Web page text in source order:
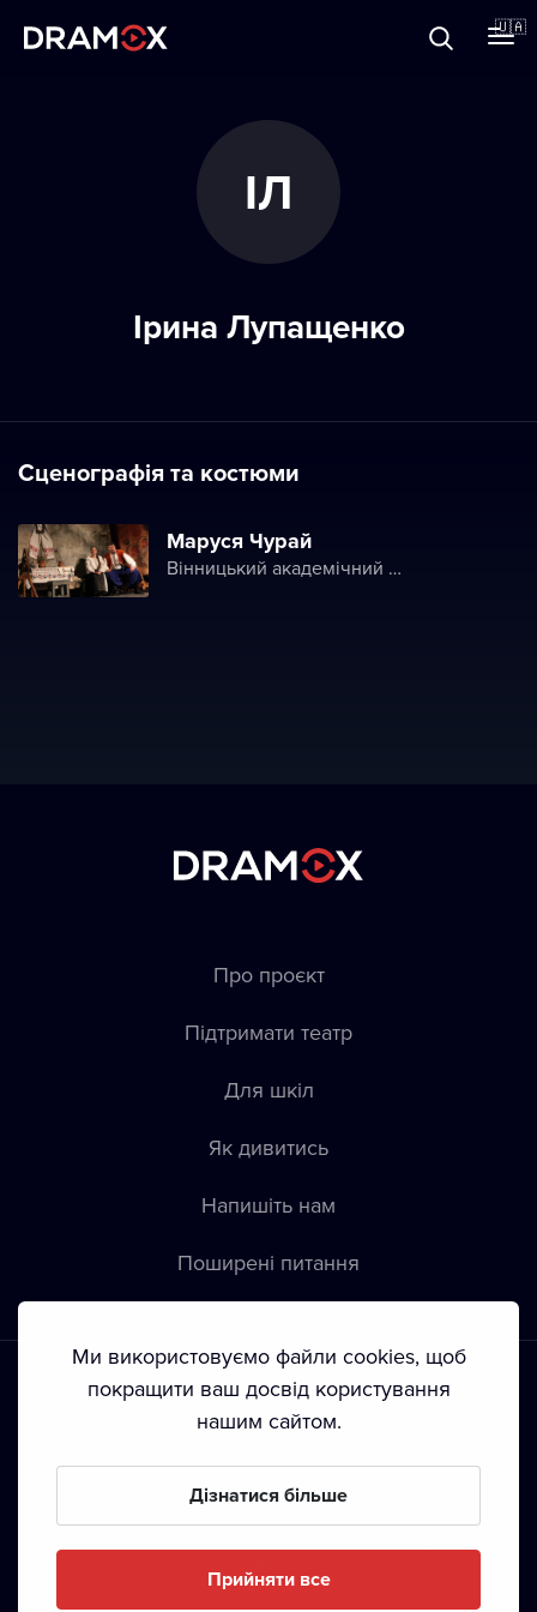
🇺🇦
Зареєструватися
ІЛ
Ірина Лупащенко
Сценографія та костюми
Маруся Чурай
Вінницький академічний театр ім. М. К. Садовського
Про проєкт
Підтримати театр
Для шкіл
Як дивитись
Напишіть нам
Пoширені питання
Положення й умови • Конфіденційність • Автoрські права
Ми використовуємо файли cookies, щоб
покращити ваш досвід користування
нашим сайтом.
Дізнатися більше
Прийняти все